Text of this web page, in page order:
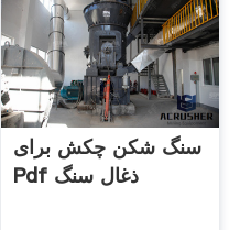
سنگ شکن چکش برای
Pdf ذغال سنگ